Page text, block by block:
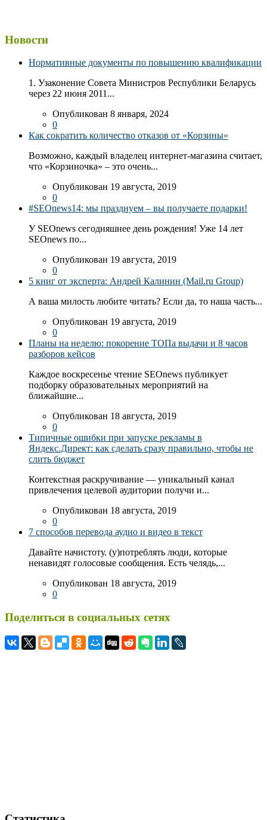
Новости
Нормативные документы по повышению квалификации
1. Узаконение Совета Министров Республики Беларусь
через 22 июня 2011...
Опубликован 8 января, 2024
0
Как сократить количество отказов от «Корзины»
Возможно, каждый владелец интернет-магазина считает,
что «Корзиночка» – это очень...
Опубликован 19 августа, 2019
0
#SEOnews14: мы празднуем – вы получаете подарки!
У SEOnews сегодняшнее день рождения! Уже 14 лет
SEOnews по...
Опубликован 19 августа, 2019
0
5 книг от эксперта: Андрей Калинин (Mail.ru Group)
А ваша милость любите читать? Если да, то наша часть...
Опубликован 19 августа, 2019
0
Планы на неделю: покорение ТОПа выдачи и 8 часов
разборов кейсов
Каждое воскресенье чтение SEOnews публикует
подборку образовательных мероприятий на
ближайшие...
Опубликован 18 августа, 2019
0
Типичные ошибки при запуске рекламы в
Яндекс.Директ: как сделать сразу правильно, чтобы не
слить бюджет
Контекстная раскручивание — уникальный канал
привлечения целевой аудитории получи и...
Опубликован 18 августа, 2019
0
7 способов перевода аудио и видео в текст
Давайте начистоту. (у)потреблять люди, которые
ненавидят голосовые сообщения. Есть челядь,...
Опубликован 18 августа, 2019
0
Поделиться в социальных сетях